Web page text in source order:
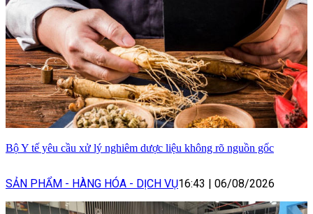
Bộ Y tế yêu cầu xử lý nghiêm dược liệu không rõ nguồn gốc
SẢN PHẨM - HÀNG HÓA - DỊCH VỤ16:43 06/08/2026